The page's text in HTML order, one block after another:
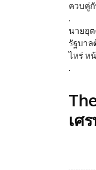
ควบคู่
.
นายอุ
รัฐบาล
ไหร่ ห
.
เศ